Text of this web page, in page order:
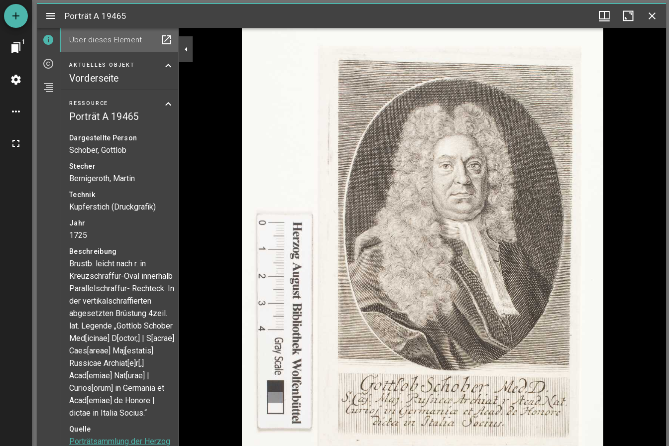
1
MiradorPorträt A 19465
Über dieses Element
AKTUELLES OBJEKT
Vorderseite
RESSOURCE
Porträt A 19465
Dargestellte Person
Schober, Gottlob
Stecher
Bernigeroth, Martin
Technik
Kupferstich (Druckgrafik)
Jahr
1725
Beschreibung
Brustb. leicht nach r. in
Kreuzschraffur-Oval innerhalb
Parallelschraffur- Rechteck. In
der vertikalschraffierten
abgesetzten Brüstung 4zeil.
lat. Legende „Gottlob Schober
Med[icinae] D[octor,] | S[acrae]
Caes[areae] Maj[estatis]
Russicae Archiat[e]r[,]
Acad[emiae] Nat[urae] |
Curios[orum] in Germania et
Acad[emiae] de Honore |
dictae in Italia Socius.“
Quelle
Porträtsammlung der Herzog
Porträt A 19465